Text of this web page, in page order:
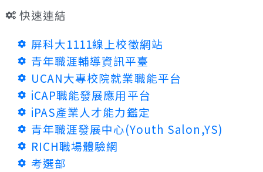
快速連結
屏科大1111線上校徵網站
青年職涯輔導資訊平臺
UCAN大專校院就業職能平台
iCAP職能發展應用平台
iPAS產業人才能力鑑定
青年職涯發展中心(Youth Salon,YS)
RICH職場體驗網
考選部